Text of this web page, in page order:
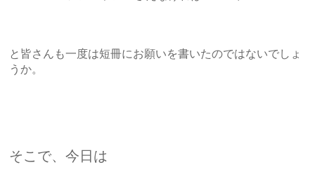
と皆さんも一度は短冊にお願いを書いたのではないでしょ
うか。
そこで、今日は